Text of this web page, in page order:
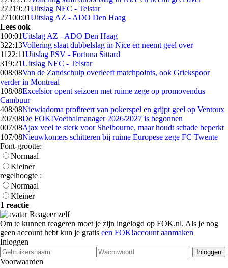
27219:21Uitslag NEC - Telstar
27100:01Uitslag AZ - ADO Den Haag
Lees ook
100:01Uitslag AZ - ADO Den Haag
322:13Vollering slaat dubbelslag in Nice en neemt geel over
11 22:11Uitslag PSV - Fortuna Sittard
319:21Uitslag NEC - Telstar
008/08Van de Zandschulp overleeft matchpoints, ook Griekspoor
verder in Montreal
108/08Excelsior opent seizoen met ruime zege op promovendus
Cambuur
408/08Niewiadoma profiteert van pokerspel en grijpt geel op Ventoux
207/08De FOK!Voetbalmanager 2026/2027 is begonnen
007/08Ajax veel te sterk voor Shelbourne, maar houdt schade beperkt
107/08Nieuwkomers schitteren bij ruime Europese zege FC Twente
Font-grootte:
Normaal
Kleiner
regelhoogte :
Normaal
Kleiner
1 reactie
Reageer zelf
Om te kunnen reageren moet je zijn ingelogd op FOK.nl. Als je nog
geen account hebt kun je gratis een FOK!account aanmaken
Inloggen
Voorwaarden